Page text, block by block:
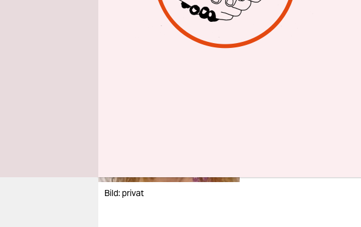
Bild: privat
Im Interview: Irene
ist Bundesvorsitzende
Partei wirbt mit dem
wahl-taz. Bis auf eine
gleichen Fragen